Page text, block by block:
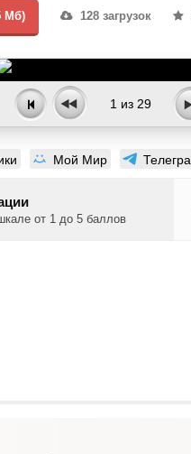
Мб) 128 загрузок
1 из 29
Мой Мир
от 1 до 5 баллов